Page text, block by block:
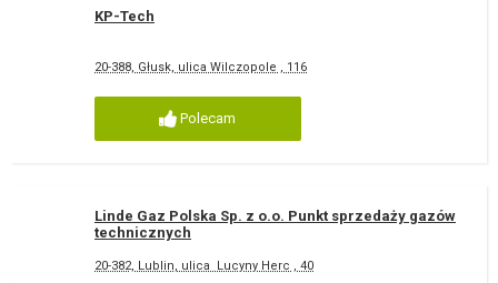
KP-Tech
20-388, Głusk, ulica Wilczopole , 116
Polecam
Linde Gaz Polska Sp. z o.o. Punkt sprzedaży gazów
technicznych
20-382, Lublin, ulica Lucyny Herc , 40